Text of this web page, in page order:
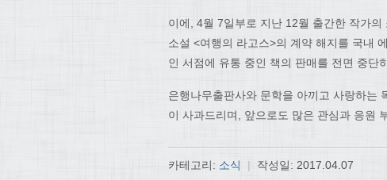
이에, 4월 7일부로 지난 12월 출간한 작가
소설 <여행의 라고스>의 계약 해지를 국내
인 서점에 유통 중인 책의 판매를 전면 중단
은행나무출판사와 문학을 아끼고 사랑하는
이 사과드리며, 앞으로도 많은 관심과 응원
카테고리: 소식 | 작성일: 2017.04.07